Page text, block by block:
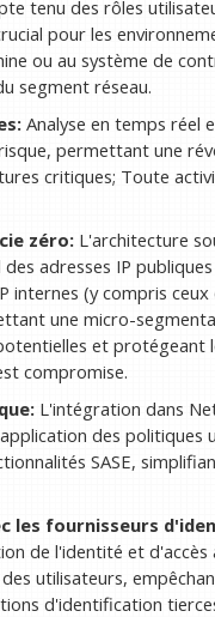
tenu des rôles
pour les
ou au système de
segment réseau.
Analyse en temps réel
permettant une
critiques; Toute
zéro:L'architecture
adresses IP
internes (y compris
une micro-
et protégeant
compromise.
L'intégration dans
des politiques
SASE,
les fournisseurs
de l'identité et d'accès
utilisateurs,
d'identification